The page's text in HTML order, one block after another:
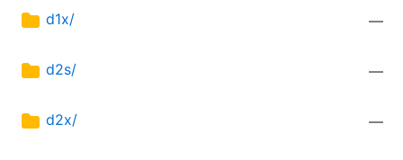
d1x/ —
d2s/ —
d2x/ —